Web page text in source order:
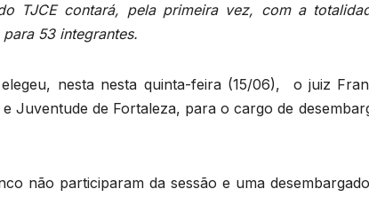
TJCE contará, pela primeira vez, com a
53 integrantes.
nesta nesta quinta-feira (15/06), o juiz
Juventude de Fortaleza, para o cargo de
não participaram da sessão e uma